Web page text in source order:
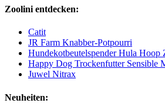
Zoolini entdecken:
Catit
JR Farm Knabber-Potpourri
Hundekotbeutelspender Hula Hoop
Happy Dog Trockenfutter Sensible
Juwel Nitrax
Neuheiten: